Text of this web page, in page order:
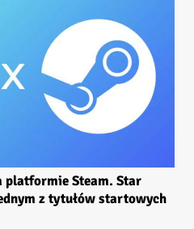
platformie Steam. Star
z tytułów startowych